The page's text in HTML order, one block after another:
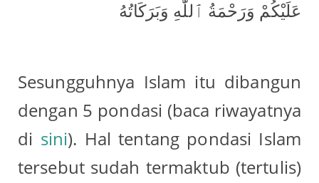
عَلَيْكُمْ وَرَحْمَةُ ٱللَّٰهِ وَبَرَكَاتُهُ
Sesungguhnya Islam itu dibangun
dengan 5 pondasi (baca riwayatnya
di sini). Hal tentang pondasi Islam
tersebut sudah termaktub (tertulis)